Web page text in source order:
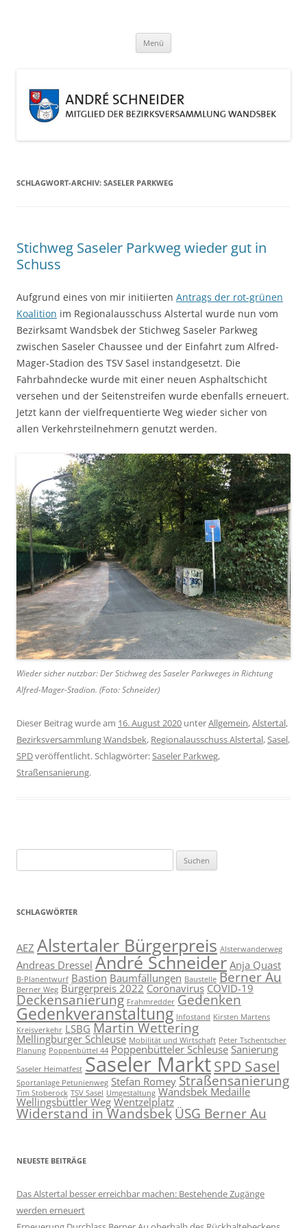
Menü
SCHLAGWORT-ARCHIV: SASELER PARKWEG
Stichweg Saseler Parkweg wieder gut in
Schuss
Aufgrund eines von mir initiierten Antrags der rot-grünen
Koalition im Regionalausschuss Alstertal wurde nun vom
Bezirksamt Wandsbek der Stichweg Saseler Parkweg
zwischen Saseler Chaussee und der Einfahrt zum Alfred-
Mager-Stadion des TSV Sasel instandgesetzt. Die
Fahrbahndecke wurde mit einer neuen Asphaltschicht
versehen und der Seitenstreifen wurde ebenfalls erneuert.
Jetzt kann der vielfrequentierte Weg wieder sicher von
allen Verkehrsteilnehmern genutzt werden.
Wieder sicher nutzbar: Der Stichweg des Saseler Parkweges in Richtung
Alfred-Mager-Stadion. (Foto: Schneider)
Dieser Beitrag wurde am 16. August 2020 unterAllgemein,Alstertal,
Bezirksversammlung Wandsbek, Regionalausschuss Alstertal,Sasel,
SPDveröffentlicht. Schlagwörter:Saseler Parkweg,
Straßensanierung.
nach:
SCHLAGWÖRTER
AEZ Alstertaler Bürgerpreis Alsterwanderweg
Andreas Dressel André SchneiderAnja Quast
B-Planentwurf Bastion Baumfällungen Baustelle Berner Au
Berner Weg Bürgerpreis 2022CoronavirusCOVID-19
Deckensanierung Frahmredder Gedenken
Gedenkveranstaltung Infostand Kirsten Martens
Kreisverkehr LSBG Martin Wettering
Mellingburger Schleuse Mobilität und Wirtschaft Peter Tschentscher
Planung Poppenbüttel 44 Poppenbütteler SchleuseSanierung
Saseler Heimatfest Saseler MarktSPD Sasel
Sportanlage Petunienweg Stefan Romey Straßensanierung
Tim Stoberock TSV Sasel Umgestaltung Wandsbek Medaille
Wellingsbüttler WegWentzelplatz
Widerstand in Wandsbek ÜSG Berner Au
NEUESTE BEITRÄGE
Das Alstertal besser erreichbar machen: Bestehende Zugänge
werden erneuert